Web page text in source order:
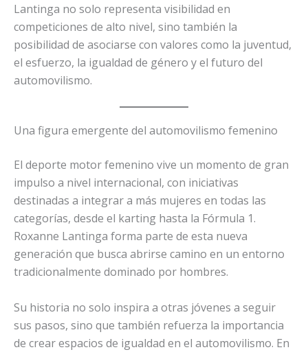
Lantinga no solo representa visibilidad en
competiciones de alto nivel, sino también la
posibilidad de asociarse con valores como la juventud,
el esfuerzo, la igualdad de género y el futuro del
automovilismo.
Una figura emergente del automovilismo femenino
El deporte motor femenino vive un momento de gran
impulso a nivel internacional, con iniciativas
destinadas a integrar a más mujeres en todas las
categorías, desde el karting hasta la Fórmula 1.
Roxanne Lantinga forma parte de esta nueva
generación que busca abrirse camino en un entorno
tradicionalmente dominado por hombres.
Su historia no solo inspira a otras jóvenes a seguir
sus pasos, sino que también refuerza la importancia
de crear espacios de igualdad en el automovilismo. En